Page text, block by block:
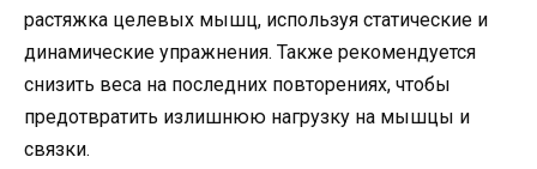
растяжка целевых мышц, используя статические и
динамические упражнения. Также рекомендуется
снизить веса на последних повторениях, чтобы
предотвратить излишнюю нагрузку на мышцы и
связки.